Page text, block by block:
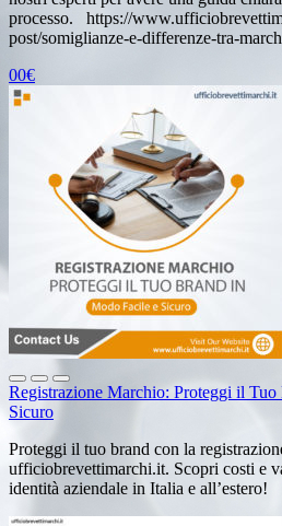
processo. https://
post/somiglianze-e-differenze-tra-
00€
Registrazione Marchio: Proteggi il
Sicuro
Proteggi il tuo brand con la
ufficiobrevettimarchi.it. Scopri costi e
identità aziendale in Italia e all’estero!